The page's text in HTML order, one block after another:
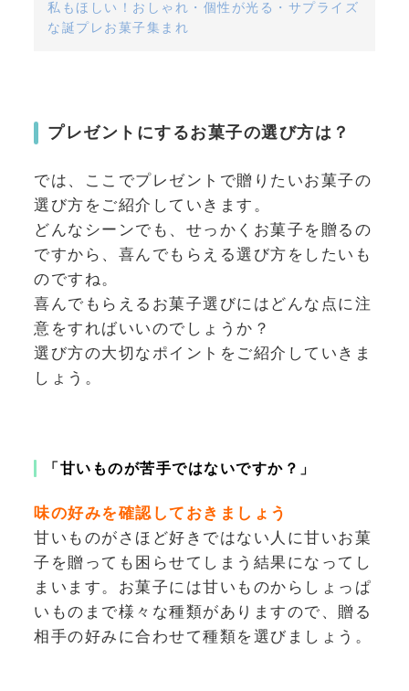
私もほしい！おしゃれ・個性が光る・サプライズ
な誕プレお菓子集まれ
プレゼントにするお菓子の選び方は？
では、ここでプレゼントで贈りたいお菓子の
選び方をご紹介していきます。
どんなシーンでも、せっかくお菓子を贈るの
ですから、喜んでもらえる選び方をしたいも
のですね。
喜んでもらえるお菓子選びにはどんな点に注
意をすればいいのでしょうか？
選び方の大切なポイントをご紹介していきま
しょう。
「甘いものが苦手ではないですか？ 」
味の好みを確認しておきましょう
甘いものがさほど好きではない人に甘いお菓
子を贈っても困らせてしまう結果になってし
まいます。お菓子には甘いものからしょっぱ
いものまで様々な種類がありますので、贈る
相手の好みに合わせて種類を選びましょう。